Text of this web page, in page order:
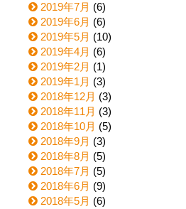
2019年7月 (6)
2019年6月 (6)
2019年5月 (10)
2019年4月 (6)
2019年2月 (1)
2019年1月 (3)
2018年12月 (3)
2018年11月 (3)
2018年10月 (5)
2018年9月 (3)
2018年8月 (5)
2018年7月 (5)
2018年6月 (9)
2018年5月 (6)